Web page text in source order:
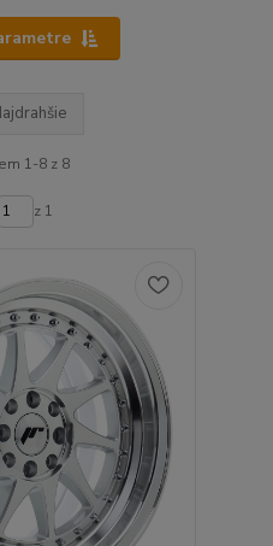
1-8 z 8
z 1